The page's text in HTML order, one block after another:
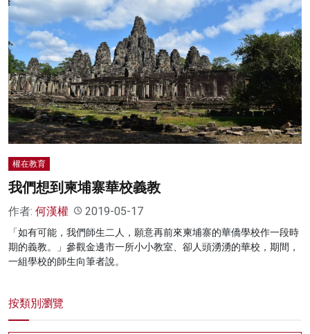
科技
影片
名家榜
灼見活動
關於我們
權在教育
我們想到柬埔寨華校義教
作者: 何漢權 2019-05-17
「如有可能，我們師生二人，願意再前來柬埔寨的華僑學校作一段時
期的義教。」參觀金邊市一所小小教室、卻人頭湧湧的華校，期間，
一組學校的師生向筆者說。
按類別瀏覽